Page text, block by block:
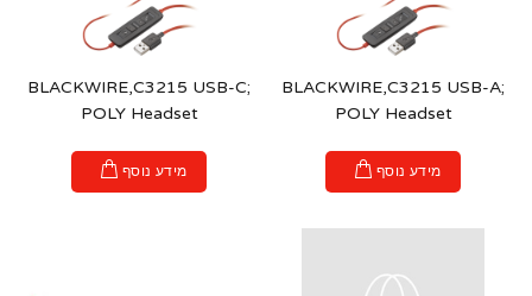
BLACKWIRE,C3215 USB-A;
POLY Headset
מידע נוסף
BLACKWIRE,C3215 USB-C;
POLY Headset
מידע נוסף